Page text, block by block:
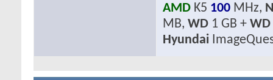
AMD K5 100 MHz,
MB, WD 1 GB + WD
Hyundai